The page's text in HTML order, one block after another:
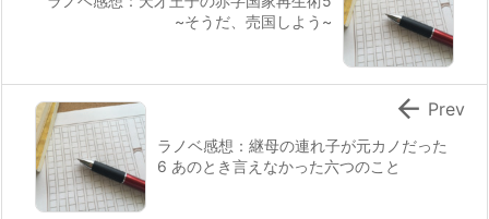
~そうだ、売国しよう~
ラノベ感想：継母の連れ子が元カノだった
6 あのとき言えなかった六つのこと
 Prev